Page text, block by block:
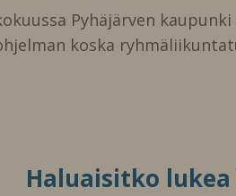
Pyhäjärven
koska
Haluaisitko